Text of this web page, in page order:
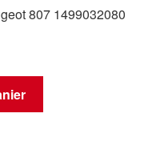
807 1499032080